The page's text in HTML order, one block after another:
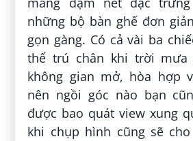
những bộ bàn ghế đơn
gọn gàng. Có cả vài ba
thể trú chân khi trời mưa
không gian mở, hòa hợp
nên ngồi góc nào bạn
được bao quát view xung
khi chụp hình cũng sẽ